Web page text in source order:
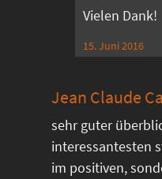
Vielen Dank!
15. Juni 2016
Jean Claude
sehr guter
interessantesten
im positiven,